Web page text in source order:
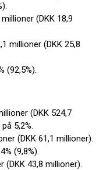
(DKK 18,9
millioner (DKK 25,8
(92,5%).
(DKK 524,7
5,2%.
(DKK 61,1 millioner).
(9,8%).
(DKK 43,8 millioner).